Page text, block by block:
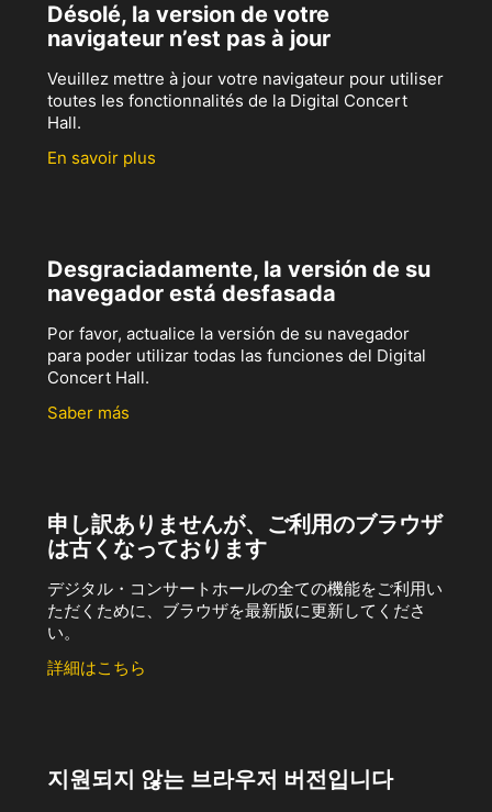
Désolé, la version de votre
navigateur n’est pas à jour
Veuillez mettre à jour votre navigateur pour utiliser
toutes les fonctionnalités de la Digital Concert
Hall.
En savoir plus
Desgraciadamente, la versión de su
navegador está desfasada
Por favor, actualice la versión de su navegador
para poder utilizar todas las funciones del Digital
Concert Hall.
Saber más
申し訳ありませんが、ご利用のブラウザ
は古くなっております
デジタル・コンサートホールの全ての機能をご利用い
ただくために、ブラウザを最新版に更新してくださ
い。
詳細はこちら
지원되지 않는 브라우저 버전입니다